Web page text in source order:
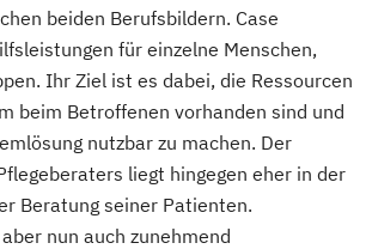
Sozialmanager
in der Palliativversorgung
Pflegeassistent
in der Pflege
beiden Berufsbildern. Case
für einzelne Menschen,
Ihr Ziel ist es dabei, die Ressourcen
beim Betroffenen vorhanden sind und
nutzbar zu machen. Der
liegt hingegen eher in der
Beratung seiner Patienten.
nun auch zunehmend